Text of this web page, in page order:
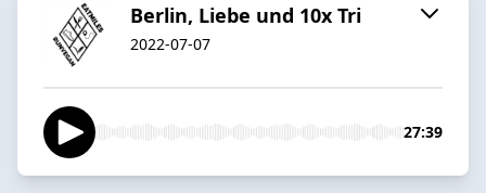
Berlin, Liebe und 10x Tri
2022-07-07
27:39